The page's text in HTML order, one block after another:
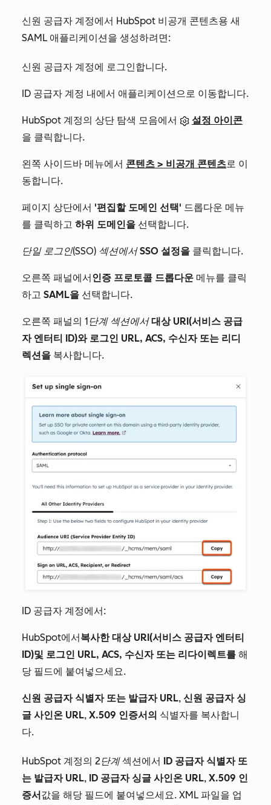
신원 공급자 계정에서 HubSpot 비공개 콘텐츠용 새
SAML 애플리케이션을 생성하려면:
신원 공급자 계정에 로그인합니다.
ID 공급자 계정 내에서 애플리케이션으로 이동합니다.
HubSpot 계정의 상단 탐색 모음에서
설정 아이콘
을 클릭합니다.
왼쪽 사이드바 메뉴에서 콘텐츠 > 비공개 콘텐츠로 이
동합니다.
페이지 상단에서 '편집할 도메인 선택' 드롭다운 메뉴
를 클릭하고 하위 도메인을 선택합니다.
단일 로그인(SSO) 섹션에서SSO 설정을 클릭합니다.
오른쪽 패널에서인증 프로토콜 드롭다운 메뉴를 클릭
하고 SAML을 선택합니다.
오른쪽 패널의 1단계 섹션에서대상 URI(서비스 공급
자 엔터티 ID)와 로그인 URL, ACS, 수신자 또는 리디
렉션을 복사합니다.
ID 공급자 계정에서:
HubSpot에서복사한 대상 URI(서비스 공급자 엔터티
ID)및 로그인 URL, ACS, 수신자 또는 리다이렉트를 해
당 필드에 붙여넣으세요.
신원 공급자 식별자 또는 발급자 URL, 신원 공급자 싱
글 사인온 URL, X.509 인증서의 식별자를 복사합니
다.
HubSpot 계정의 2단계섹션에서 ID 공급자 식별자 또
는 발급자 URL, ID 공급자 싱글 사인온 URL, X.509 인
증서값을 해당 필드에 붙여넣으세요. XML 파일을 업